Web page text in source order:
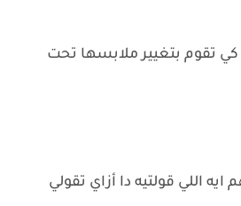
تقوم بتغيير ملابسها تحت
اللي قولتيه دا أزاي تقولي